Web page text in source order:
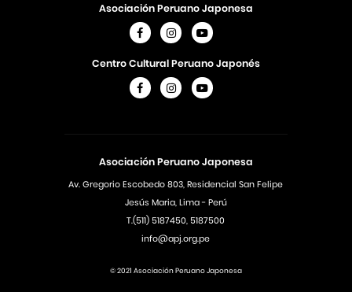
Asociación Peruano Japonesa
Av. Gregorio Escobedo 803, Residencial San Felipe
Jesús Maria, Lima - Perú
T.(511) 5187450, 5187500
info@apj.org.pe
Asociación Peruano Japonesa
Centro Cultural Peruano Japonés
© 2021 Asociación Peruano Japonesa